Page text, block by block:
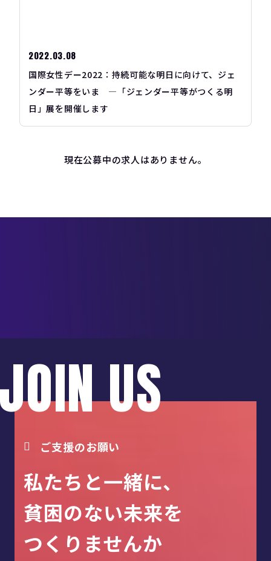
2022.03.08
国際女性デー2022：持続可能な明日に向けて、ジェ
ンダー平等をいま ―「ジェンダー平等がつくる明
日」展を開催します
現在公募中の求人はありません。
US
ご支援のお願い
私たちと一緒に、
貧困のない未来を
つくりませんか